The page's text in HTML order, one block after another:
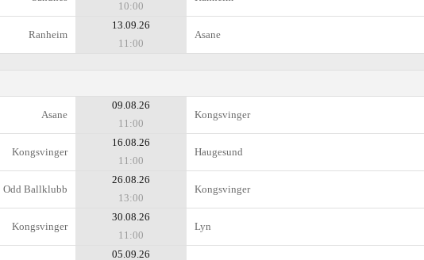
10:00
Ranheim
13.09.26
11:00
Asane
Asane
09.08.26
11:00
Kongsvinger
Kongsvinger
16.08.26
11:00
Haugesund
Odd Ballklubb
26.08.26
13:00
Kongsvinger
Kongsvinger
30.08.26
11:00
Lyn
05.09.26